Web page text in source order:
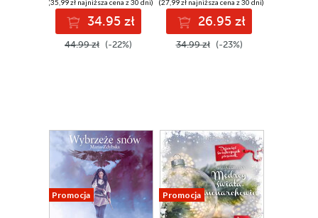
(35,99 zł najniższa cena z 30 dni)
34.95 zł
44.99 zł (-22%)
(27,99 zł najniższa cena z 30 dni)
26.95 zł
34.99 zł (-23%)
Promocja Promocja